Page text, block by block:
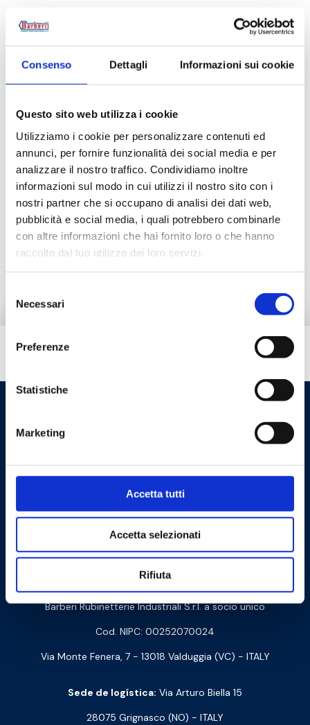
Consenso Dettagli Informazioni sui cookie
Questo sito web utilizza i cookie
Utilizziamo i cookie per personalizzare contenuti ed
annunci, per fornire funzionalità dei social media e per
analizzare il nostro traffico. Condividiamo inoltre
informazioni sul modo in cui utilizzi il nostro sito con i
nostri partner che si occupano di analisi dei dati web,
pubblicità e social media, i quali potrebbero combinarle
con altre informazioni che hai fornito loro o che hanno
raccolto dal tuo utilizzo dei loro servizi.
delNecessari
Preferenze
Statistiche
Marketing
Accetta tutti
Accetta selezionati
Rifiuta
Código do artigo Medida
P28015000I4
Descrição
Documentação
Acessórios
Cookie Policy Privacy Policy
Contacte-nos
Barberi Rubinetterie Industriali S.r.l. a socio unico
Cod. NIPC: 00252070024
Via Monte Fenera, 7 - 13018 Valduggia (VC) - ITALY
Sede de logística: Via Arturo Biella 15
28075 Grignasco (NO) - ITALY